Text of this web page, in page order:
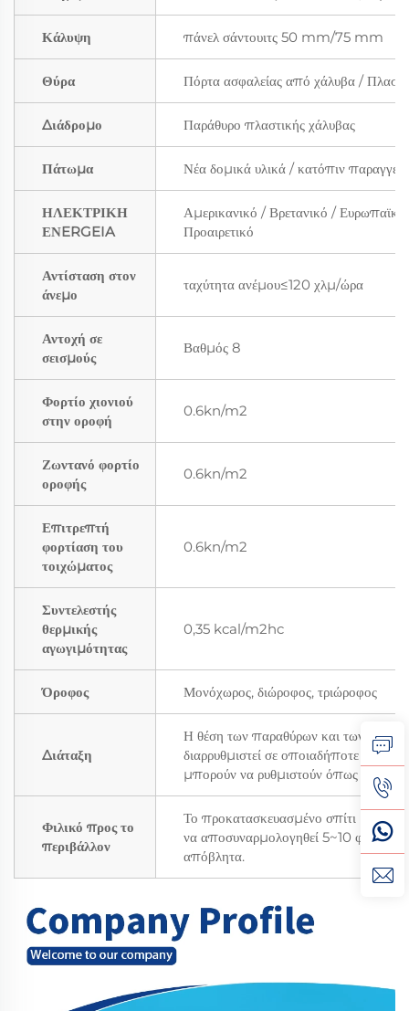
Κάλυψη πάνελ σάντουιτς 50 mm/75 mm
Θύρα Πόρτα ασφαλείας από χάλυβα /
Διάδρομο Παράθυρο πλαστικής χάλυβας
Πάτωμα Νέα δομικά υλικά / κατόπιν
ΗΛΕΚΤΡΙΚΗ
ΕΝERGEIA
Αμερικανικό / Βρετανικό /
Προαιρετικό
Αντίσταση στον
άνεμο
ταχύτητα ανέμου≤120 χλμ/ώρα
Αντοχή σε
σεισμούς
Βαθμός 8
Φορτίο χιονιού
στην οροφή
0.6kn/m2
Ζωντανό φορτίο
οροφής
0.6kn/m2
Επιτρεπτή
φορτίαση του
τοιχώματος
0.6kn/m2
Συντελεστής
θερμικής
αγωγιμότητας
0,35 kcal/m2hc
Όροφος Μονόχωρος, διώροφος, τριώροφος
Διάταξη
Η θέση των παραθύρων και των
διαρρυθμιστεί σε οποιαδήποτε θέση, οι
μπορούν να ρυθμιστούν όπως
Φιλικό προς το
περιβάλλον
Το προκατασκευασμένο σπίτι μπορεί
να αποσυναρμολογηθεί 5~10 φορές
απόβλητα.